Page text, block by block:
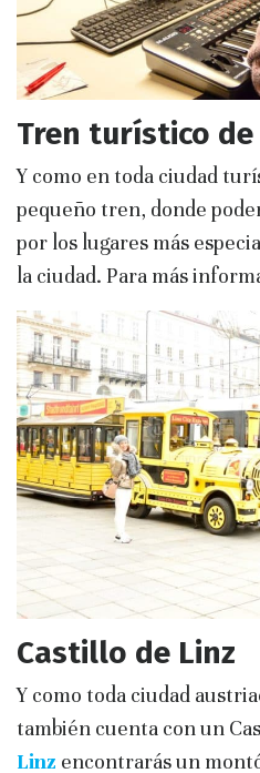
Tren turístico de
Y como en toda ciudad
pequeño tren, donde
por los lugares más
la ciudad. Para más
Castillo de Linz
Y como toda ciudad
también cuenta con un
Linz encontrarás un